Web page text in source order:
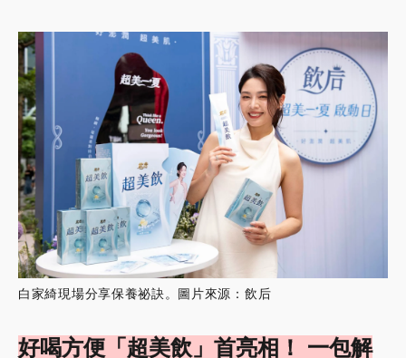
白家綺現場分享保養祕訣。圖片來源：飲后
好喝方便「超美飲」首亮相！ 一包解